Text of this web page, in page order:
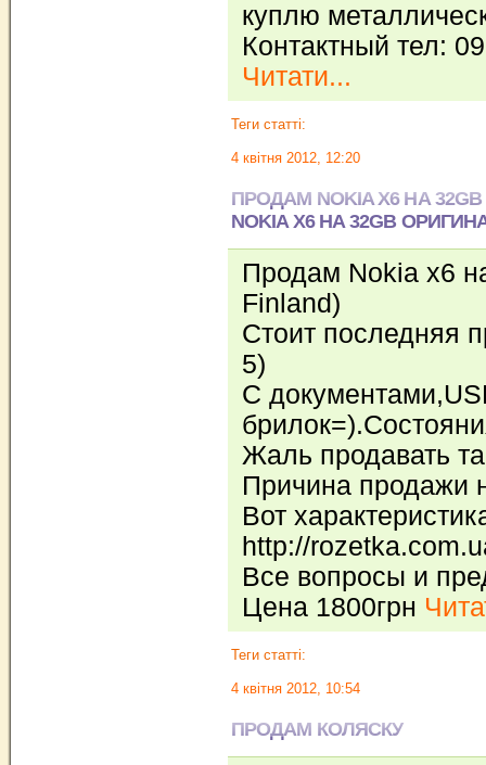
куплю
Контактный тел:
Читати...
Теги статті:
4 квітня 2012, 12:20
ПРОДАМ NOKIA X6 НА
NOKIA X6 НА 32GB
Продам Nokia x6
Finland)
Стоит последняя
5)
С
Жаль продавать
Причина продажи
Вот
http://
Все вопросы и
Цена 1800грн
Теги статті:
4 квітня 2012, 10:54
ПРОДАМ КОЛЯСКУ